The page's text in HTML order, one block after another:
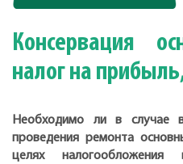
Консервация
налог на
Необходимо ли в случае
проведения ремонта
целях налогообложения